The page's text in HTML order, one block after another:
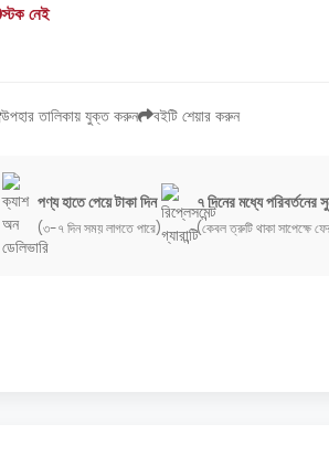
স্টক নেই
উপহার তালিকায় যুক্ত করুন বইটি শেয়ার করুন
পণ্য হাতে পেয়ে টাকা দিন
(৩-৭ দিন সময় লাগতে পারে)
৭ দিনের মধ্যে পরিবর্তনের
(কেবল ত্রুটি থাকা সাপেক্ষে